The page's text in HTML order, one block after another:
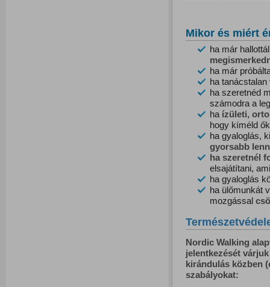
Mikor és miért
ha már
ha már
ha
ha szeretnéd
számodra a
ha ízületi,
hogy kíméld
ha gyaloglás,
gyorsabb
ha szeretnél
elsajátítani,
ha gyaloglás
ha ülőmunkát
mozgással
Nordic Walking
jelentkezését
kirándulás közben
szabályokat: